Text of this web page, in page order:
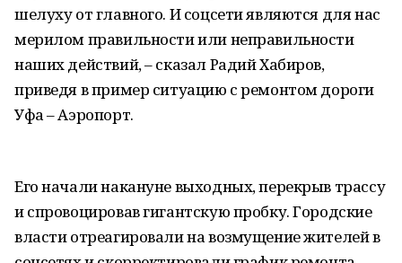
шелуху от главного. И соцсети являются для нас
мерилом правильности или неправильности
наших действий, – сказал Радий Хабиров,
приведя в пример ситуацию с ремонтом дороги
Уфа – Аэропорт.
Его начали накануне выходных, перекрыв трассу
и спровоцировав гигантскую пробку. Городские
власти отреагировали на возмущение жителей в